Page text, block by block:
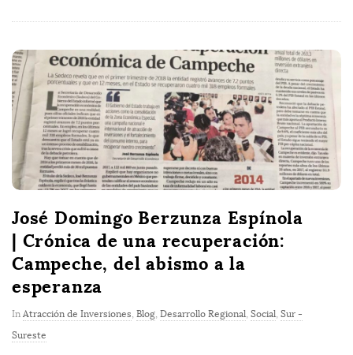
José Domingo Berzunza Espínola
| Crónica de una recuperación:
Campeche, del abismo a la
esperanza
In Atracción de Inversiones Blog Desarrollo Regional Social Sur -
Sureste